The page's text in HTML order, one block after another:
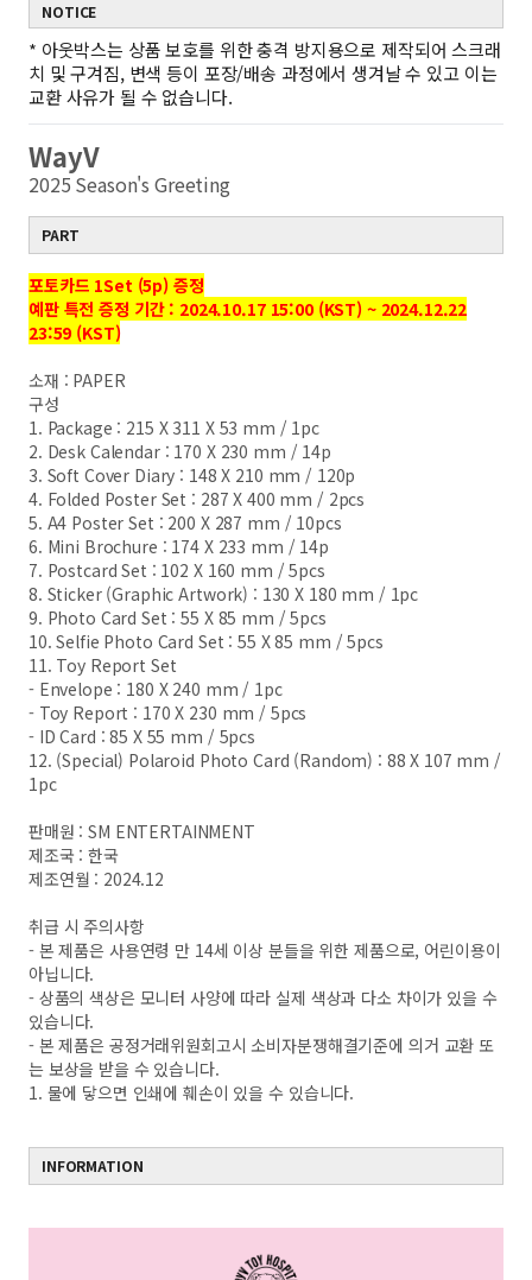
NOTICE
* 아웃박스는 상품 보호를 위한 충격 방지용으로 제작되어 스크래
치 및 구겨짐, 변색 등이 포장/배송 과정에서 생겨날 수 있고 이는
교환 사유가 될 수 없습니다.
WayV
2025 Season's Greeting
PART
포토카드 1Set (5p) 증정
예판 특전 증정 기간 : 2024.10.17 15:00 (KST) ~ 2024.12.22
23:59 (KST)
소재 : PAPER
구성
1. Package : 215 X 311 X 53 mm / 1pc
2. Desk Calendar : 170 X 230 mm / 14p
3. Soft Cover Diary : 148 X 210 mm / 120p
4. Folded Poster Set : 287 X 400 mm / 2pcs
5. A4 Poster Set : 200 X 287 mm / 10pcs
6. Mini Brochure : 174 X 233 mm / 14p
7. Postcard Set : 102 X 160 mm / 5pcs
8. Sticker (Graphic Artwork) : 130 X 180 mm / 1pc
9. Photo Card Set : 55 X 85 mm / 5pcs
10. Selfie Photo Card Set : 55 X 85 mm / 5pcs
11. Toy Report Set
- Envelope : 180 X 240 mm / 1pc
- Toy Report : 170 X 230 mm / 5pcs
- ID Card : 85 X 55 mm / 5pcs
12. (Special) Polaroid Photo Card (Random) : 88 X 107 mm /
1pc
판매원 : SM ENTERTAINMENT
제조국 : 한국
제조연월 : 2024.12
취급 시 주의사항
- 본 제품은 사용연령 만 14세 이상 분들을 위한 제품으로, 어린이용이
아닙니다.
- 상품의 색상은 모니터 사양에 따라 실제 색상과 다소 차이가 있을 수
있습니다.
- 본 제품은 공정거래위원회고시 소비자분쟁해결기준에 의거 교환 또
는 보상을 받을 수 있습니다.
1. 물에 닿으면 인쇄에 훼손이 있을 수 있습니다.
INFORMATION